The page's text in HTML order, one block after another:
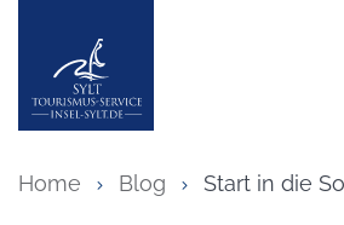
Insel Sylt
Home Blog Start in die